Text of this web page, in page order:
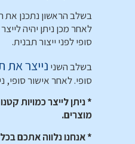
בשלב הראשון נתכנן את
לאחר מכן ניתן יהיה
סופי לפני ייצור תבנית.
בשלב השני נייצר את
סופי. לאחר אישור סופי,
* ניתן לייצר כמויות
מוצרים.
* אנחנו נלווה אתכם